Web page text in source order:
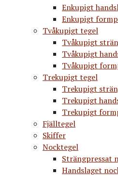
Enkupigt
Enkupigt
Tvåkupigt tegel
Tvåkupigt
Tvåkupigt
Tvåkupigt
Trekupigt tegel
Trekupigt
Trekupigt
Trekupigt
Fjälltegel
Skiffer
Nocktegel
Strängpressat
Handslaget